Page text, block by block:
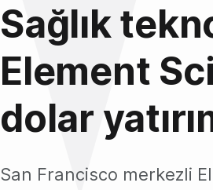
Sağlık
Element
dolar
San Francisco merkezli